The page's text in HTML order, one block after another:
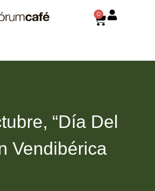
0
“Día Del
Vendibérica